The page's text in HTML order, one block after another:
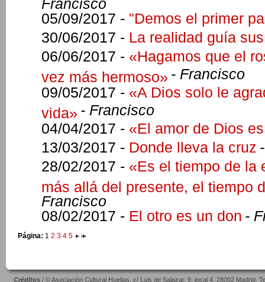
05/09/2017 - "Demos el primer
30/06/2017 - La realidad guía
06/06/2017 - «Hagamos que el
vez más hermoso» - Francisco
09/05/2017 - «A Dios solo le
vida» - Francisco
04/04/2017 - «El amor de Dios es
13/03/2017 - Donde lleva la cruz
28/02/2017 - «Es el tiempo de la
más allá del presente, el tiempo
Francisco
08/02/2017 - El otro es un don -
Página: 1 2 3 4 5
Créditos / © Asociación Cultural Huellas, c/ Luis de Salazar, 9, local 4. 28002 Madrid.